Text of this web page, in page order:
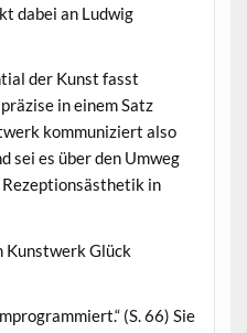
dabei an Ludwig
der Kunst fasst
in einem Satz
kommuniziert also
sei es über den Umweg
Rezeptionsästhetik in
Kunstwerk Glück
(S. 66) Sie